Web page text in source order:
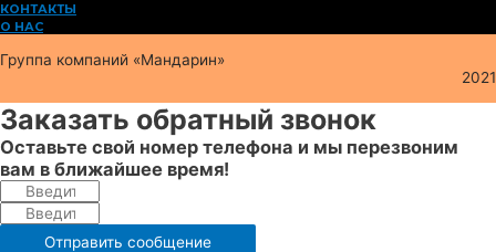
КОНТАКТЫ
О НАС
Группа компаний «Мандарин»
2021
Заказать обратный звонок
Оставьте свой номер телефона и мы перезвоним
вам в ближайшее время!
Отправить сообщение